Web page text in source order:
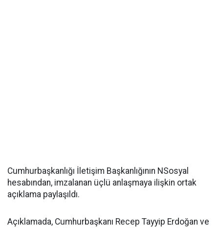
Cumhurbaşkanlığı İletişim Başkanlığının NSosyal
hesabından, imzalanan üçlü anlaşmaya ilişkin ortak
açıklama paylaşıldı.
Açıklamada, Cumhurbaşkanı Recep Tayyip Erdoğan ve